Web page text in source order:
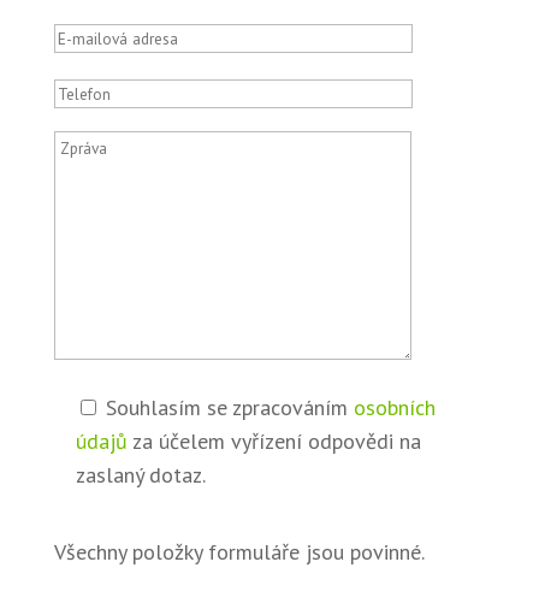
Souhlasím se zpracováním osobních
údajů za účelem vyřízení odpovědi na
zaslaný dotaz.
Všechny položky formuláře jsou povinné.